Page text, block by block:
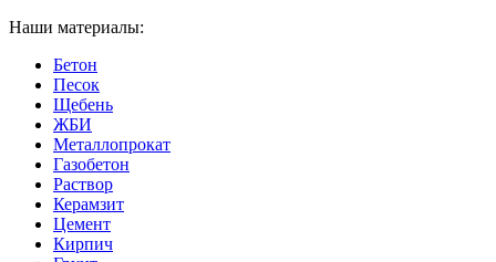
Наши материалы:
Бетон
Песок
Щебень
ЖБИ
Металлопрокат
Газобетон
Раствор
Керамзит
Цемент
Кирпич